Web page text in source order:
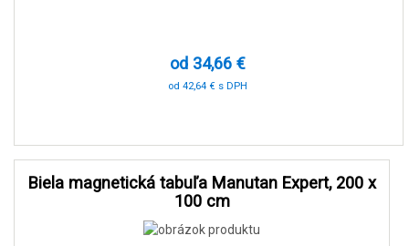
od 34,66 €
od 42,64 € s DPH
Biela magnetická tabuľa Manutan Expert, 200 x
100 cm